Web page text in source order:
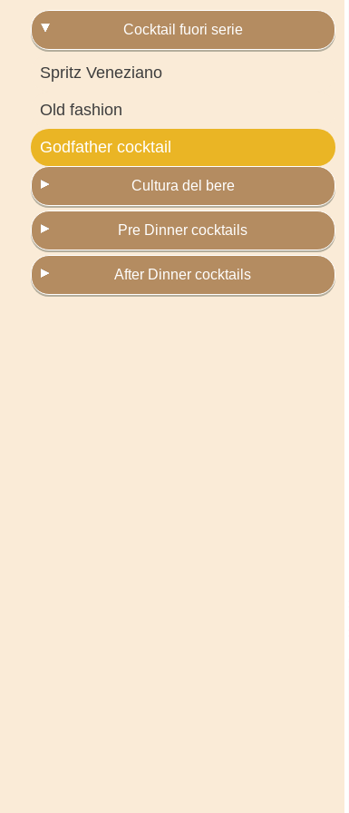
Cocktail fuori serie
Spritz Veneziano
Old fashion
Godfather cocktail
Cultura del bere
Pre Dinner cocktails
After Dinner cocktails